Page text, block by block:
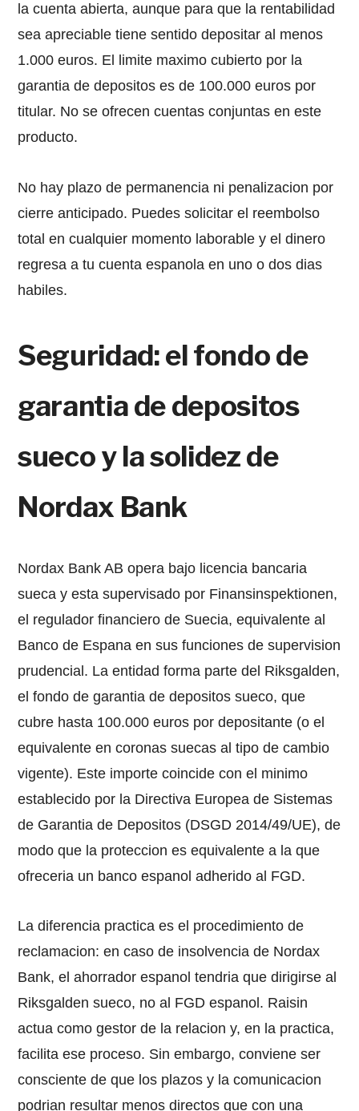
la cuenta abierta, aunque para que la rentabilidad
sea apreciable tiene sentido depositar al menos
1.000 euros. El limite maximo cubierto por la
garantia de depositos es de 100.000 euros por
titular. No se ofrecen cuentas conjuntas en este
producto.
No hay plazo de permanencia ni penalizacion por
cierre anticipado. Puedes solicitar el reembolso
total en cualquier momento laborable y el dinero
regresa a tu cuenta espanola en uno o dos dias
habiles.
Seguridad: el fondo de
garantia de depositos
sueco y la solidez de
Nordax Bank
Nordax Bank AB opera bajo licencia bancaria
sueca y esta supervisado por Finansinspektionen,
el regulador financiero de Suecia, equivalente al
Banco de Espana en sus funciones de supervision
prudencial. La entidad forma parte del Riksgalden,
el fondo de garantia de depositos sueco, que
cubre hasta 100.000 euros por depositante (o el
equivalente en coronas suecas al tipo de cambio
vigente). Este importe coincide con el minimo
establecido por la Directiva Europea de Sistemas
de Garantia de Depositos (DSGD 2014/49/UE), de
modo que la proteccion es equivalente a la que
ofreceria un banco espanol adherido al FGD.
La diferencia practica es el procedimiento de
reclamacion: en caso de insolvencia de Nordax
Bank, el ahorrador espanol tendria que dirigirse al
Riksgalden sueco, no al FGD espanol. Raisin
actua como gestor de la relacion y, en la practica,
facilita ese proceso. Sin embargo, conviene ser
consciente de que los plazos y la comunicacion
podrian resultar menos directos que con una